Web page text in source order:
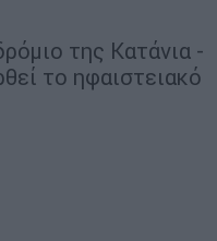
της Κατάνια -
το ηφαιστειακό